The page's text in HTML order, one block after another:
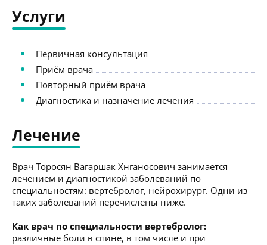
Услуги
Первичная консультация
Приём врача
Повторный приём врача
Диагностика и назначение лечения
Лечение
Врач Торосян Вагаршак Хнганосович занимается
лечением и диагностикой заболеваний по
специальностям: вертебролог, нейрохирург. Одни из
таких заболеваний перечислены ниже.
Как врач по специальности вертебролог:
различные боли в спине, в том числе и при